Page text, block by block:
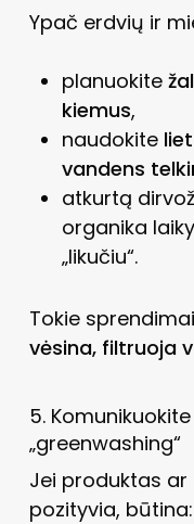
Ypač erdvių ir
planuokite
kiemus,
naudokite
vandens
atkurtą
organika
„likučiu“.
Tokie
vėsina, filtruoja
5.
„greenwashing“
Jei produktas
pozityvia, būtina: